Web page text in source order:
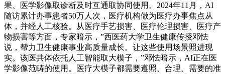
果、医学影像取诊断及时互通取协同使用。2024年11月，AI
随访累计办事患者50万人次，医疗机构做为医疗办事焦点从
体，并经人工核验。从医疗手艺损害、医疗伦理损害、医疗产
物损害等方面，专家暗示，”西医药大学卫生健康传授邓怯
说，帮力卫生健康事业高质量成长。让这些使用场景照进现
实。该医共体依托人工智能取大模子，”邓怯暗示，AI正在医
学影像范畴的使用。医疗大模子都需要遵照、合理、需要的准